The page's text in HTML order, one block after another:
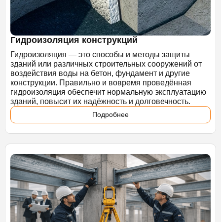
Гидроизоляция конструкций
Гидроизоляция — это способы и методы защиты
зданий или различных строительных сооружений от
воздействия воды на бетон, фундамент и другие
конструкции. Правильно и вовремя проведённая
гидроизоляция обеспечит нормальную эксплуатацию
зданий, повысит их надёжность и долговечность.
Подробнее